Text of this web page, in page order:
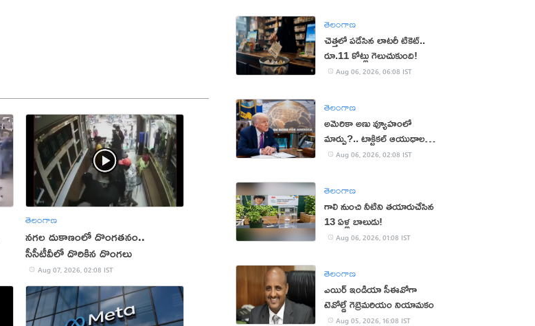
తెలంగాణ
నగల దుకాణంలో దొంగతనం..
సీసీటీవీలో దొరికిన దొంగలు
Aug 07, 2026, 02:08 IST
తెలంగాణ
చెత్తలో పడేసిన లాటరీ టికెట్..
రూ.11 కోట్లు గెలుచుకుంది!
Aug 06, 2026, 06:08 IST
తెలంగాణ
అమెరికా అణు వ్యూహంలో
మార్పు?.. టాక్టికల్ ఆయుధాలకు
ప్రాధాన్యం!
Aug 06, 2026, 02:08 IST
తెలంగాణ
గాలి నుంచి నీటిని తయారుచేసిన
13 ఏళ్ల బాలుడు!
Aug 06, 2026, 01:08 IST
తెలంగాణ
ఎయిర్ ఇండియా సీఈవోగా
టెవోల్డే గెబ్రెమరియం నియామకం
Aug 05, 2026, 16:08 IST